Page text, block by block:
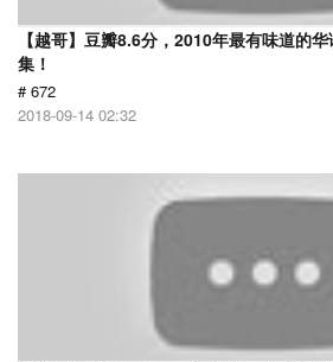
【越哥】豆瓣8.6分，2010年最有味道的
集！
# 672
2018-09-14 02:32